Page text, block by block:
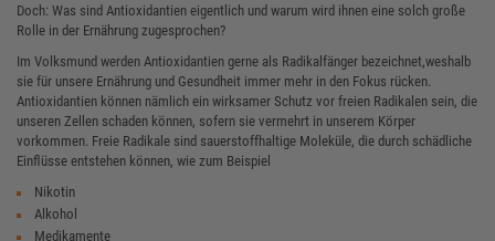
Doch: Was sind Antioxidantien eigentlich und warum wird ihnen eine solch große
Rolle in der Ernährung zugesprochen?
Im Volksmund werden Antioxidantien gerne als Radikalfänger bezeichnet,weshalb
sie für unsere Ernährung und Gesundheit immer mehr in den Fokus rücken.
Antioxidantien können nämlich ein wirksamer Schutz vor freien Radikalen sein, die
unseren Zellen schaden können, sofern sie vermehrt in unserem Körper
vorkommen. Freie Radikale sind sauerstoffhaltige Moleküle, die durch schädliche
Einflüsse entstehen können, wie zum Beispiel
Nikotin
Alkohol
Medikamente